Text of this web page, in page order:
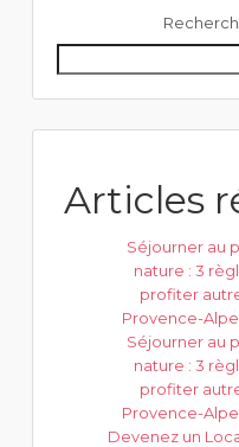
Articles
Séjourner au
nature : 3
profiter
Provence-
Séjourner au
nature : 3
profiter
Provence-
Devenez un